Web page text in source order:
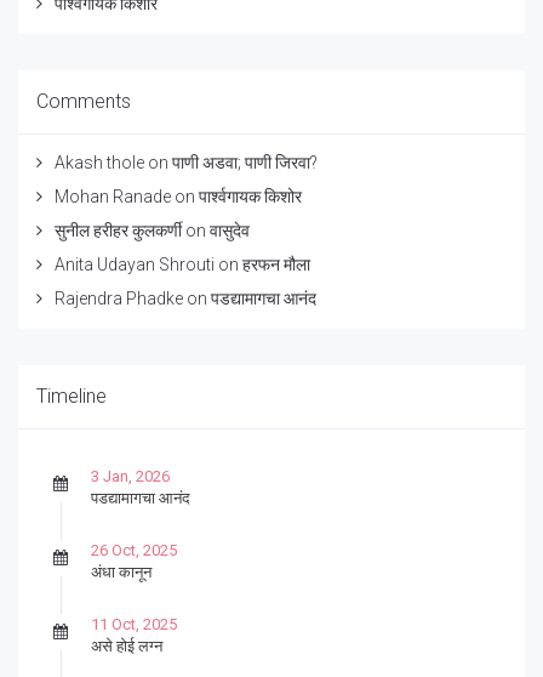
पार्श्वगायक किशोर
Comments
Akash thole on पाणी अडवा; पाणी जिरवा?
Mohan Ranade on पार्श्वगायक किशोर
सुनील हरीहर कुलकर्णीon वासुदेव
Anita Udayan Shrouti on हरफन मौला
Rajendra Phadke on पडद्यामागचा आनंद
Timeline
3 Jan, 2026
पडद्यामागचा आनंद
26 Oct, 2025
अंधा कानून
11 Oct, 2025
असे होई लग्न